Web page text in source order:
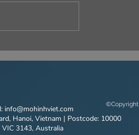
©Copyright
info@mohinhviet.com
Hanoi, Vietnam | Postcode: 10000
3143, Australia